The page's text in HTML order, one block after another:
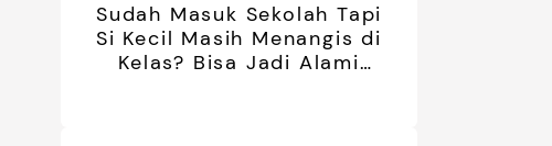
Sudah Masuk Sekolah Tapi
Si Kecil Masih Menangis di
Kelas? Bisa Jadi Alami